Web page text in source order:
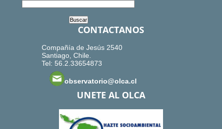
CONTACTANOS
Compañía de Jesús 2540
Santiago, Chile.
Tel: 56.2.33654873
observatorio@olca.cl
UNETE AL OLCA